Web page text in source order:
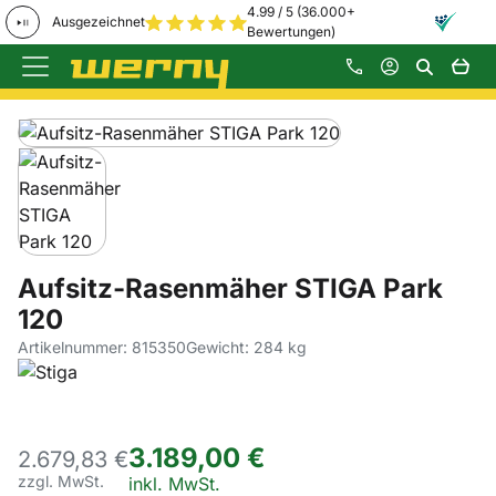
Ausgezeichnet
4.99 / 5 (36.000+
Bewertungen)
Zum Hauptinhalt springen
Produktgalerie
Zur Kaufbox springen
Aufsitz-Rasenmäher STIGA Park
120
Artikelnummer: 815350Gewicht: 284 kg
2.679,83 €
zzgl. MwSt.
3.189,00 €
Steuerhinweis:
inkl. MwSt.